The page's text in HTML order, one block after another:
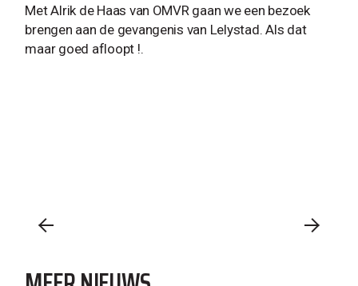
Met Alrik de Haas van OMVR gaan we een bezoek
brengen aan de gevangenis van Lelystad. Als dat
maar goed afloopt !.